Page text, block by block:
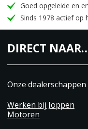
Goed opgeleide en
Sinds 1978 actief op
DIRECT
Onze dealerschappen
Werken bij Joppen
Motoren